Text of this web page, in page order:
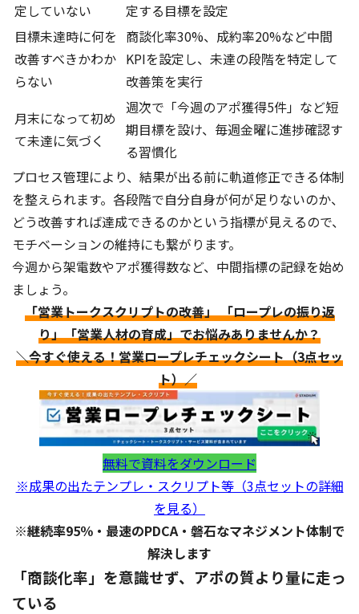
定していない
定する目標を設定
目標未達時に何を
改善すべきかわか
らない
商談化率30%、成約率20%など中間
KPIを設定し、未達の段階を特定して
改善策を実行
月末になって初め
て未達に気づく
週次で「今週のアポ獲得5件」など短
期目標を設け、毎週金曜に進捗確認す
る習慣化
プロセス管理により、結果が出る前に軌道修正できる体制
を整えられます。各段階で自分自身が何が足りないのか、
どう改善すれば達成できるのかという指標が見えるので、
モチベーションの維持にも繋がります。
今週から架電数やアポ獲得数など、中間指標の記録を始め
ましょう。
「営業トークスクリプトの改善」 「ロープレの振り返
り」「営業人材の育成」でお悩みありませんか？
＼今すぐ使える！営業ロープレチェックシート（3点セッ
ト）／
無料で資料をダウンロード
※成果の出たテンプレ・スクリプト等（3点セットの詳細
を見る）
※継続率95％・最速のPDCA・磐石なマネジメント体制で
解決します
「商談化率」を意識せず、アポの質より量に走っ
ている